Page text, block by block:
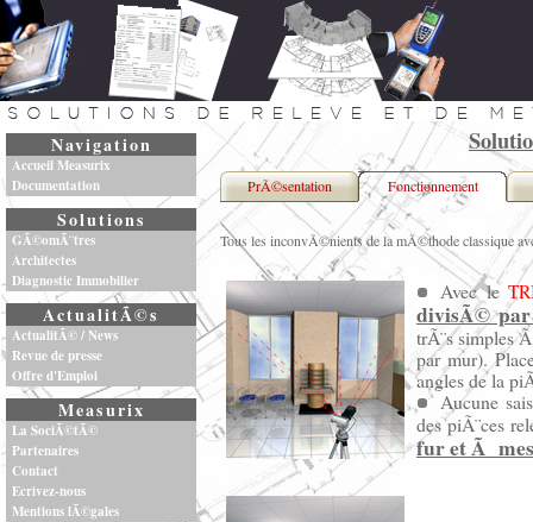
Navigation
Accueil Measurix
Documentation
Solutions
GÃ©omÃ¨tres
Architectes
Diagnostic Immobilier
ActualitÃ©s
ActualitÃ© / News
Revue de presse
Offre d'Emploi
Measurix
La SociÃ©tÃ©
Partenaires
Contact
Ecrivez-nous
Mentions lÃ©gales
PrÃ©sentation Fonctionnement
Tous les inconvÃ©nients de la mÃ©thode classique
Avec le
divisÃ©
trÃ¨s simples
par mur).
angles de la
Aucune
des piÃ¨ces
fur et Ã